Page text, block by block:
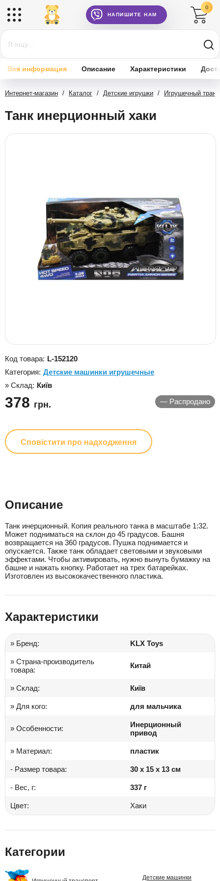
НАПИШИТЕ НАМ
0
Вся информация Описание Характеристики
Интернет-магазин / Каталог / Детские игрушки / Игрушечный
Танк инерционный хаки
Код товара: L-152120
Категория: Детские машинки игрушечные
» Склад: Київ
— Распродано
378 грн.
Сповістити про надходження
Описание
Танк инерционный. Копия реального танка в масштабе 1:32.
Может подниматься на склон до 45 градусов. Башня
возвращается на 360 градусов. Пушка поднимается и
опускается. Также танк обладает световыми и звуковыми
эффектами. Чтобы активировать, нужно вынуть бумажку на
башне и нажать кнопку. Работает на трех батарейках.
Изготовлен из высококачественного пластика.
Характеристики
» Бренд: KLX Toys
» Страна-производитель
товара:
Китай
» Склад: Київ
» Для кого: для мальчика
» Особенности:
Инерционный
привод
» Материал: пластик
- Размер товара: 30 x 15 x 13 см
- Вес, г: 337 г
Цвет: Хаки
Категории
Детские машинки